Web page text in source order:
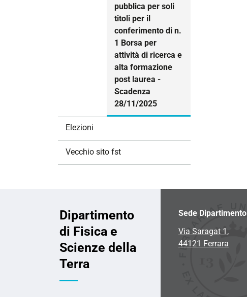
pubblica per soli
titoli per il
conferimento di n.
1 Borsa per
attività di ricerca e
alta formazione
post laurea -
Scadenza
28/11/2025
Elezioni
Vecchio sito fst
Dipartimento
di Fisica e
Scienze della
Terra
Sede Dipartimento
Via Saragat 1,
44121 Ferrara